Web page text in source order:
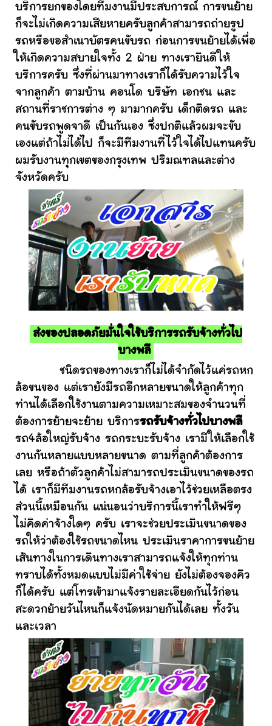
บริการยกของโดยทีมงานมีประสบการณ์ การขนย้าย
ก็จะไม่เกิดความเสียหายครับลูกค้าสามารถถ่ายรูป
รถหรือขอสำเนาบัตรคนขับรถ ก่อนการขนย้ายได้เพื่อ
ให้เกิดความสบายใจทั้ง 2 ฝ่าย ทางเรายินดีให้
บริการครับ ซึ่งที่ผ่านมาทางเราก็ได้รับความไว้ใจ
จากลูกค้า ตามบ้าน คอนโด บริษัท เอกชน และ
สถานที่ราชการต่าง ๆ มามากครับ เด็กติดรถ และ
คนขับรถพูดจาดี เป็นกันเอง ซึ่งปกติแล้วผมจะขับ
เองแต่ถ้าไม่ได้ไป ก็จะมีทีมงานที่ไว้ใจได้ไปแทนครับ
ผมรับงานทุกเขตของกรุงเทพ ปริมณฑลและต่าง
จังหวัดครับ
ส่งของปลอดภัยมั่นใจใช้บริการรถรับจ้างทั่วไป
บางพลี
ชนิดรถของทางเราก็ไม่ได้จำกัดไว้แค่รถหก
ล้อขนของ แต่เรายังมีรถอีกหลายขนาดให้ลูกค้าทุก
ท่านได้เลือกใช้งานตามความเหมาะสมของจำนวนที่
ต้องการย้ายจะย้าย บริการรถรับจ้างทั่วไปบางพลี
รถ4ล้อใหญ่รับจ้าง รถกระบะรับจ้าง เรามีให้เลือกใช้
งานกันหลายแบบหลายขนาด ตามที่ลูกค้าต้องการ
เลย หรือถ้าตัวลูกค้าไม่สามารถประเมินขนาดของรถ
ได้ เราก็มีทีมงานรถหกล้อรับจ้างเอาไว้ช่วยเหลือตรง
ส่วนนี้เหมือนกัน แน่นอนว่าบริการนี้เราทำให้ฟรีๆ
ไม่คิดค่าจ้างใดๆ ครับ เราจะช่วยประเมินขนาดของ
รถให้ว่าต้องใช้รถขนาดไหน ประเมินราคาการขนย้าย
เส้นทางในการเดินทางเราสามารถแจ้งให้ทุกท่าน
ทราบได้ทั้งหมดแบบไม่มีค่าใช้จ่าย ยังไม่ต้องจองคิว
ก็ได้ครับ แต่โทรเข้ามาแจ้งรายละเอียดกันไว้ก่อน
สะดวกย้ายวันไหนก็แจ้งนัดหมายกันได้เลย ทั้งวัน
และเวลา